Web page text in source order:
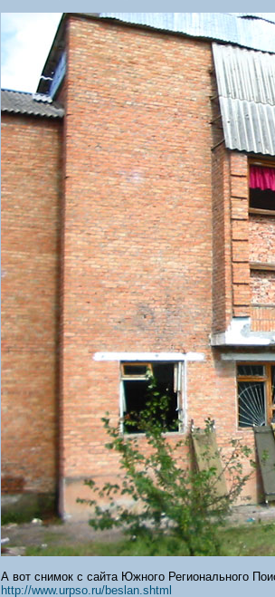
А вот снимок с сайта Южного Регионального
http://www.urpso.ru/beslan.shtml